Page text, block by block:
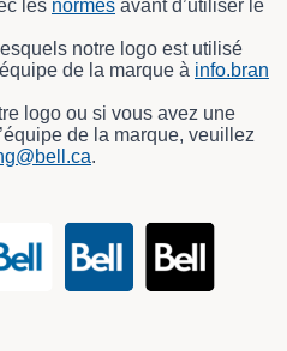
les normes avant d’utiliser le
notre logo est utilisé
de la marque à info.bran
logo ou si vous avez une
de la marque, veuillez
.